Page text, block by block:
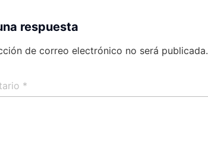
respuesta
de correo electrónico no será publicada.
*